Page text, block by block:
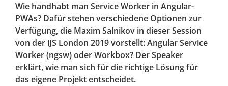
Wie handhabt man Service Worker in Angular-
PWAs? Dafür stehen verschiedene Optionen zur
Verfügung, die Maxim Salnikov in dieser Session
von der iJS London 2019 vorstellt: Angular Service
Worker (ngsw) oder Workbox? Der Speaker
erklärt, wie man sich für die richtige Lösung für
das eigene Projekt entscheidet.